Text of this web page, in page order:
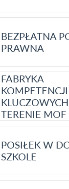
BEZPŁATNA
PRAWNA
FABRYKA
KOMPETENCJI
TERENIE MOF
POSIŁEK W
SZKOLE